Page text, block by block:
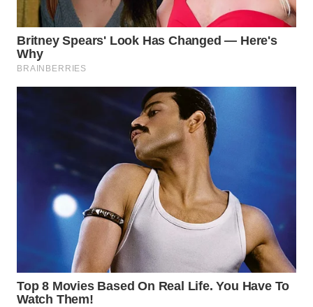
WN
BINTAN
WN
WN
LABUANBAJO
Wahana
Media
Group